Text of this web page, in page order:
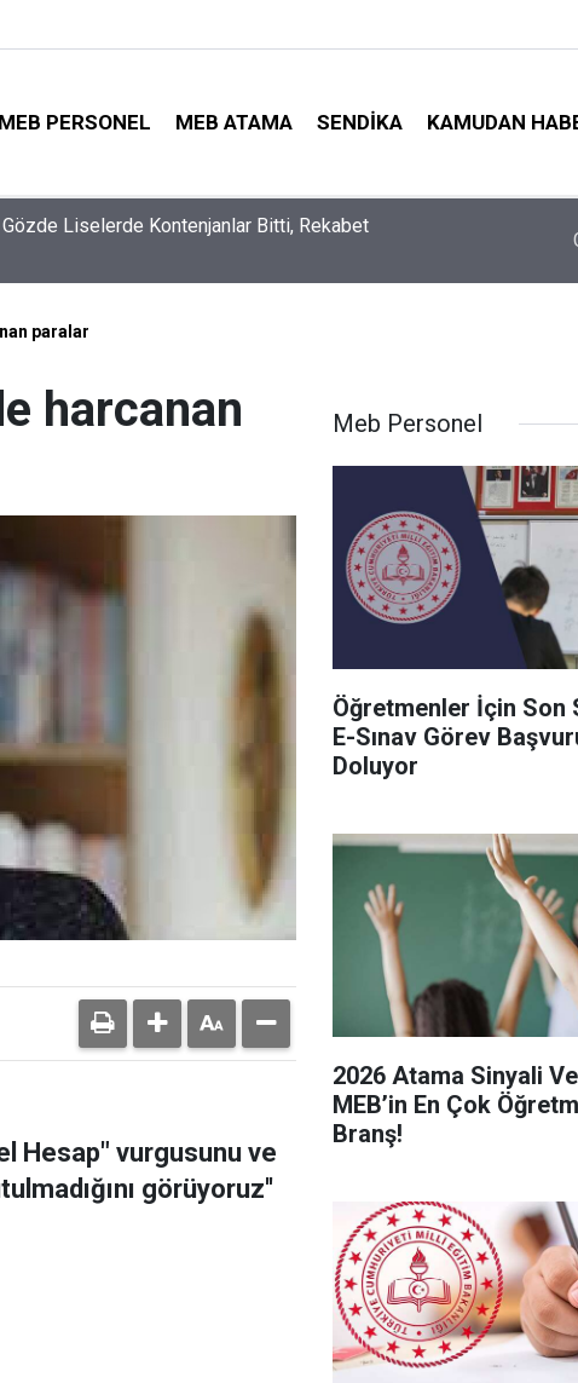
MEB PERSONEL MEB ATAMA SENDIKA KAMUDAN
Liselerde Kontenjanlar Bitti, Rekabet
İlçe
paralar
harcanan
Hesap" vurgusunu ve
görüyoruz''
Meb Personel
Öğretmenler İçin Son
E-Sınav Görev
Doluyor
2026 Atama Sinyali
MEB’in En Çok
Branş!